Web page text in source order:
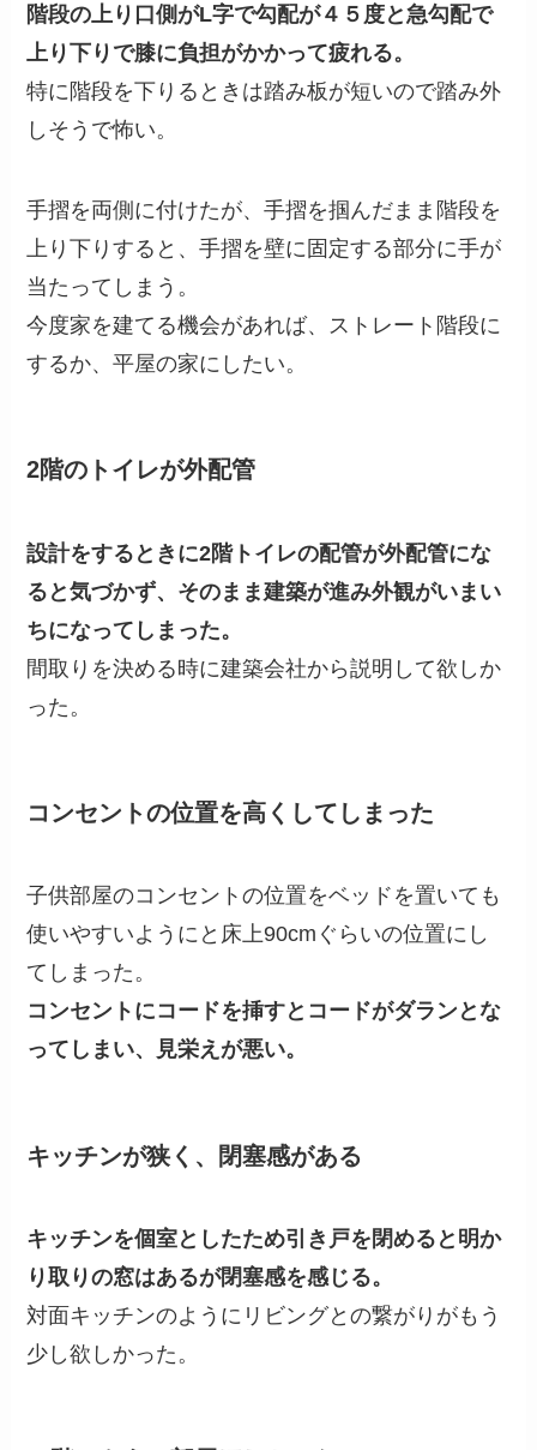
階段の上り口側がL字で勾配が４５度と急勾配で
上り下りで膝に負担がかかって疲れる。
特に階段を下りるときは踏み板が短いので踏み外
しそうで怖い。
手摺を両側に付けたが、手摺を掴んだまま階段を
上り下りすると、手摺を壁に固定する部分に手が
当たってしまう。
今度家を建てる機会があれば、ストレート階段に
するか、平屋の家にしたい。
2階のトイレが外配管
設計をするときに2階トイレの配管が外配管にな
ると気づかず、そのまま建築が進み外観がいまい
ちになってしまった。
間取りを決める時に建築会社から説明して欲しか
った。
コンセントの位置を高くしてしまった
子供部屋のコンセントの位置をベッドを置いても
使いやすいようにと床上90cmぐらいの位置にし
てしまった。
コンセントにコードを挿すとコードがダランとな
ってしまい、見栄えが悪い。
キッチンが狭く、閉塞感がある
キッチンを個室としたため引き戸を閉めると明か
り取りの窓はあるが閉塞感を感じる。
対面キッチンのようにリビングとの繋がりがもう
少し欲しかった。